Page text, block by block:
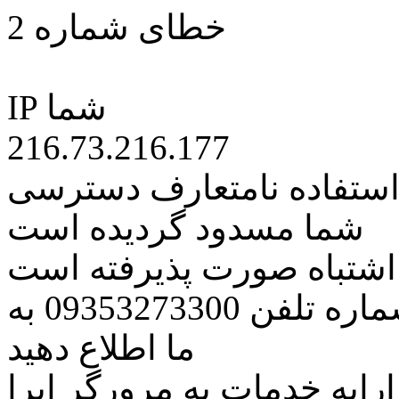
خطای شماره 2
IP شما
216.73.216.177
نامتعارف دسترسی
شما مسدود گردیده است
اشتباه صورت پذیرفته است
مراتب این مسئله را از طریق شماره تلفن 09353273300 به
ما اطلاع دهید
خدمات به مرورگر اپرا